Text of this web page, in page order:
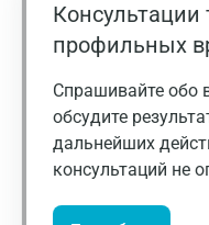
Консультации
профильных
Спрашивайте обо
обсудите
дальнейших
консультаций не
Астрахань
Балашиха
Барнаул
Брянск